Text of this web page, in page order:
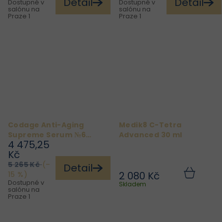
Dostupné v
salónu na
Praze 1
Dostupné v
salónu na
Praze 1
Codage Anti-Aging
Supreme Serum №6
30ml
4 475,25
Kč
5 265 Kč (–
15 %)
Dostupné v
salónu na
Praze 1
Detail
Medik8 C-Tetra
Advanced 30 ml
2 080 Kč
Skladem